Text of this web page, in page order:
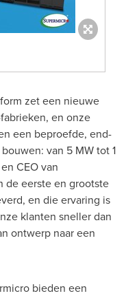
zet een nieuwe
en onze
een beproefde, end-
van 5 MW tot 1
CEO van
de eerste en grootste
en die ervaring is
klanten sneller dan
ontwerp naar een
bieden een